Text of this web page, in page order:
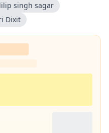
singh sagar
Dixit